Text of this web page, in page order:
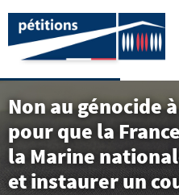
Non au génocide
pour que la
la Marine
et instaurer un